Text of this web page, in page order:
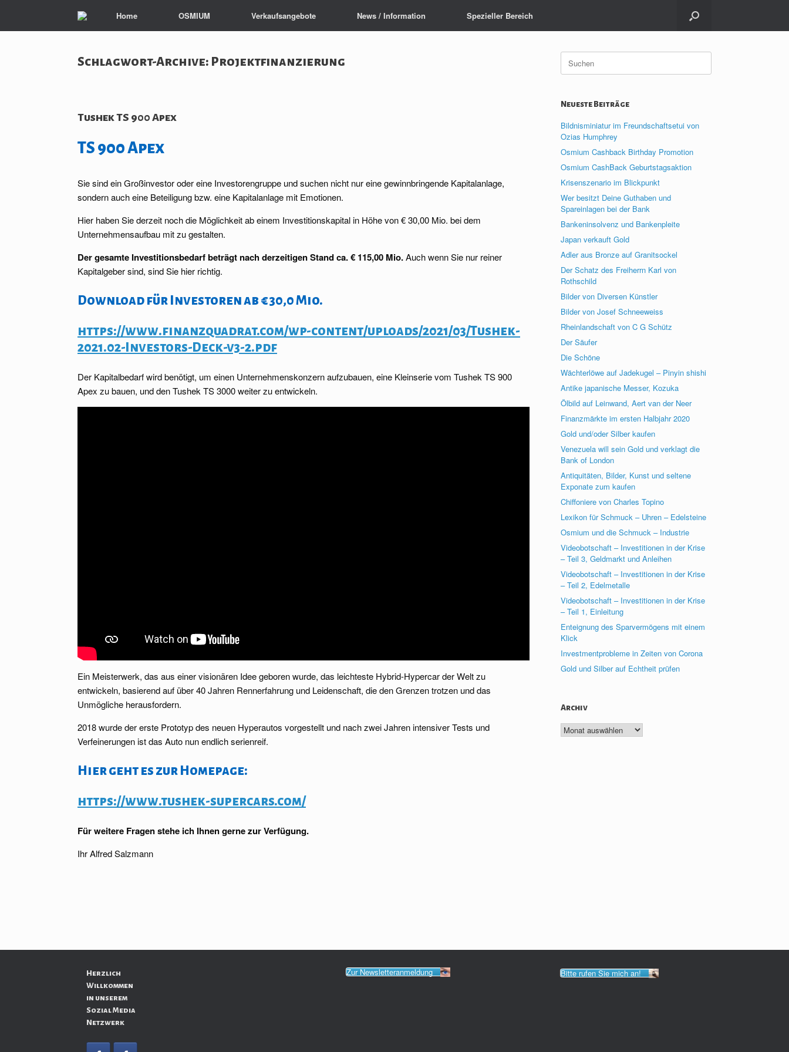
Home OSMIUM Verkaufsangebote News / Information Spezieller Bereich
Schlagwort-Archive: Projektfinanzierung
Tushek TS 900 Apex
TS 900 Apex
Sie sind ein Großinvestor oder eine Investorengruppe und suchen nicht nur eine gewinnbringende Kapitalanlage,
sondern auch eine Beteiligung bzw. eine Kapitalanlage mit Emotionen.
Hier haben Sie derzeit noch die Möglichkeit ab einem Investitionskapital in Höhe von € 30,00 Mio. bei dem
Unternehmensaufbau mit zu gestalten.
Der gesamte Investitionsbedarf beträgt nach derzeitigen Stand ca. € 115,00 Mio.Auch wenn Sie nur reiner
Kapitalgeber sind, sind Sie hier richtig.
Download für Investoren ab € 30,0 Mio.
https://www.finanzquadrat.com/wp-content/uploads/2021/03/Tushek-
2021.02-Investors-Deck-v3-2.pdf
Der Kapitalbedarf wird benötigt, um einen Unternehmenskonzern aufzubauen, eine Kleinserie vom Tushek TS 900
Apex zu bauen, und den Tushek TS 3000 weiter zu entwickeln.
Ein Meisterwerk, das aus einer visionären Idee geboren wurde, das leichteste Hybrid-Hypercar der Welt zu
entwickeln, basierend auf über 40 Jahren Rennerfahrung und Leidenschaft, die den Grenzen trotzen und das
Unmögliche herausfordern.
2018 wurde der erste Prototyp des neuen Hyperautos vorgestellt und nach zwei Jahren intensiver Tests und
Verfeinerungen ist das Auto nun endlich serienreif.
Hier geht es zur Homepage:
https://www.tushek-supercars.com/
Für weitere Fragen stehe ich Ihnen gerne zur Verfügung.
Ihr Alfred Salzmann
Suche
nach:
Neueste Beiträge
Bildnisminiatur im Freundschaftsetui von
Ozias Humphrey
Osmium Cashback Birthday Promotion
Osmium CashBack Geburtstagsaktion
Krisenszenario im Blickpunkt
Wer besitzt Deine Guthaben und
Spareinlagen bei der Bank
Bankeninsolvenz und Bankenpleite
Japan verkauft Gold
Adler aus Bronze auf Granitsockel
Der Schatz des Freiherrn Karl von
Rothschild
Bilder von Diversen Künstler
Bilder von Josef Schneeweiss
Rheinlandschaft von C G Schütz
Der Säufer
Die Schöne
Wächterlöwe auf Jadekugel – Pinyin shishi
Antike japanische Messer, Kozuka
Ölbild auf Leinwand, Aert van der Neer
Finanzmärkte im ersten Halbjahr 2020
Gold und/oder Silber kaufen
Venezuela will sein Gold und verklagt die
Bank of London
Antiquitäten, Bilder, Kunst und seltene
Exponate zum kaufen
Chiffoniere von Charles Topino
Lexikon für Schmuck – Uhren – Edelsteine
Osmium und die Schmuck – Industrie
Videobotschaft – Investitionen in der Krise
– Teil 3, Geldmarkt und Anleihen
Videobotschaft – Investitionen in der Krise
– Teil 2, Edelmetalle
Videobotschaft – Investitionen in der Krise
– Teil 1, Einleitung
Enteignung des Sparvermögens mit einem
Klick
Investmentprobleme in Zeiten von Corona
Gold und Silber auf Echtheit prüfen
Archiv
Archiv
Herzlich
Willkommen
in unserem
Sozial Media
Netzwerk
Zur Newsletteranmeldung Bitte rufen Sie mich an!